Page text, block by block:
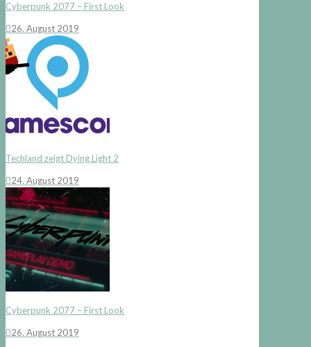
Cyberpunk 2077 – First Look
26. August 2019
Techland zeigt Dying Light 2
24. August 2019
Cyberpunk 2077 – First Look
26. August 2019